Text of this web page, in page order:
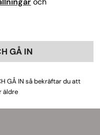
GÅ IN
GÅ IN så bekräftar du att
äldre